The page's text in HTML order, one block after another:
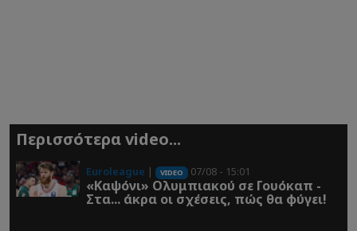
Περισσότερα video...
Euroleague | VIDEO 07/08 - 15:01
«Καψόνι» Ολυμπιακού σε Γουόκαπ -
Στα... άκρα οι σχέσεις, πώς θα φύγει!